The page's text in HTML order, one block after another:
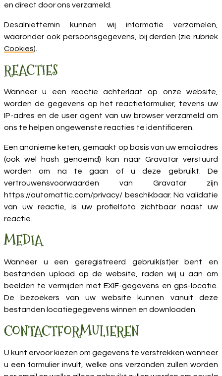
en direct door ons verzameld.
Desalniettemin kunnen wij informatie verzamelen,
waaronder ook persoonsgegevens, bij derden (zie rubriek
Cookies).
REACTIES
Wanneer u een reactie achterlaat op onze website,
worden de gegevens op het reactieformulier, tevens uw
IP-adres en de user agent van uw browser verzameld om
ons te helpen ongewenste reacties te identificeren.
Een anonieme keten, gemaakt op basis van uw emailadres
(ook wel hash genoemd) kan naar Gravatar verstuurd
worden om na te gaan of u deze gebruikt. De
vertrouwensvoorwaarden van Gravatar zijn
https://automattic.com/privacy/ beschikbaar. Na validatie
van uw reactie, is uw profielfoto zichtbaar naast uw
reactie.
MEDIA
Wanneer u een geregistreerd gebruik(st)er bent en
bestanden upload op de website, raden wij u aan om
beelden te vermijden met EXIF-gegevens en gps-locatie.
De bezoekers van uw website kunnen vanuit deze
bestanden locatiegegevens winnen en downloaden.
CONTACTFORMULIEREN
U kunt ervoor kiezen om gegevens te verstrekken wanneer
u een formulier invult, welke ons verzonden zullen worden